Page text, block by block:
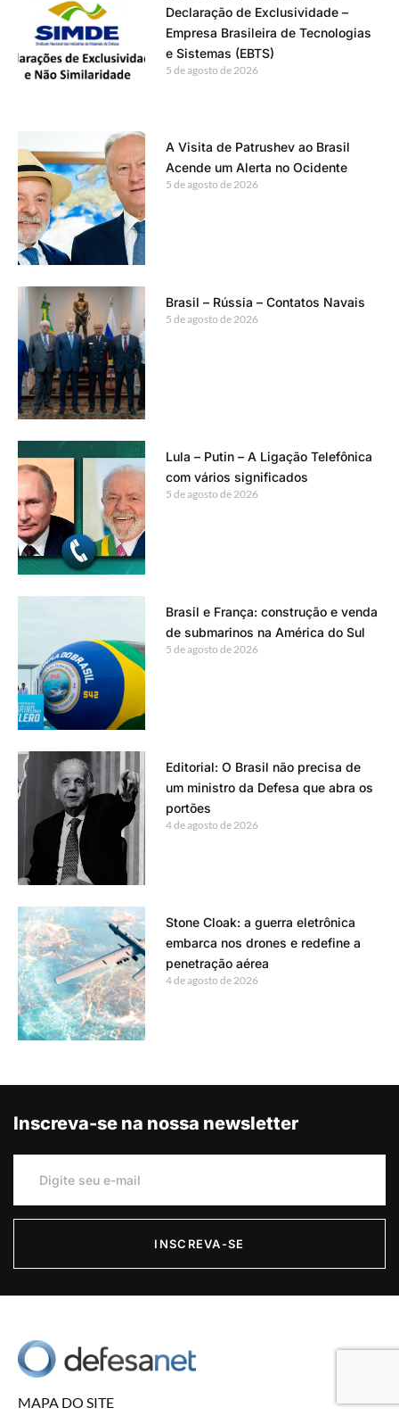
Declaração de Exclusividade –
Empresa Brasileira de Tecnologias
e Sistemas (EBTS)
5 de agosto de 2026
A Visita de Patrushev ao Brasil
Acende um Alerta no Ocidente
5 de agosto de 2026
Brasil – Rússia – Contatos Navais
5 de agosto de 2026
Lula – Putin – A Ligação Telefônica
com vários significados
5 de agosto de 2026
Brasil e França: construção e venda
de submarinos na América do Sul
5 de agosto de 2026
Editorial: O Brasil não precisa de
um ministro da Defesa que abra os
portões
4 de agosto de 2026
Stone Cloak: a guerra eletrônica
embarca nos drones e redefine a
penetração aérea
4 de agosto de 2026
Inscreva-se na nossa newsletter
INSCREVA-SE
MAPA DO SITE